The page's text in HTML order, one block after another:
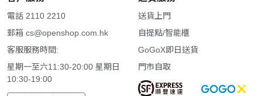
電話 2110 2210
郵箱 cs@openshop.com.hk
客服服務時間:
星期一至六11:30-20:00 星期日
10:30-19:00
送貨上門
自提點/智能櫃
GoGoX即日送貨
門市自取